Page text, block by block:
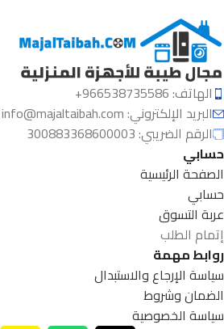
الهاتف: 966538735586+
البريد الإلكتروني:info@majaltaibah.com
الرقم الضريبي: 300883368600003
حسابي
الصفحة الرئيسية
حسابي
عربة التسوق
إتمام الطلب
روابط مهمة
سياسة الإرجاع والاستبدال
الضمان وشروط
سياسة الخصوصية